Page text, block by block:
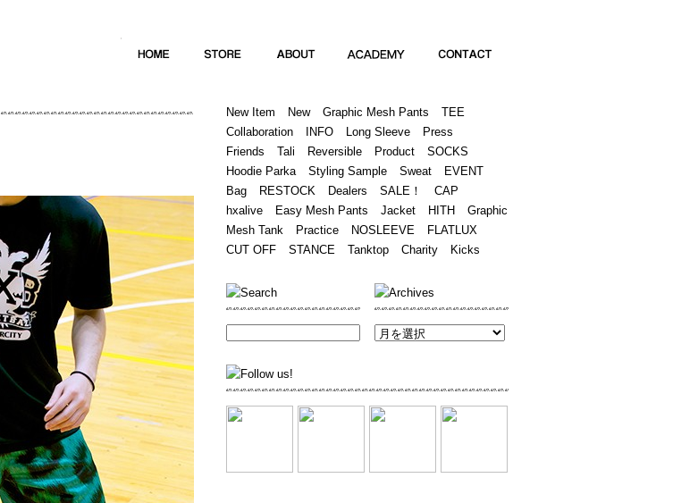
New Item New Graphic Mesh Pants
TEE
Collaboration
INFO Long Sleeve
Press
Friends
Tali Reversible Product
SOCKS
Hoodie Parka
Styling Sample Sweat
EVENT
Bag
RESTOCK Dealers SALE！
CAP
hxalive
Easy Mesh Pants Jacket HITH
Graphic
Mesh Tank
Practice NOSLEEVE
FLATLUX
CUT OFF
STANCE Tanktop Charity Kicks